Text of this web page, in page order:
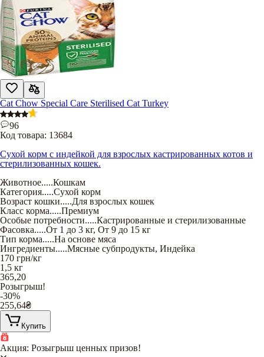
Cat Chow Special Care Sterilised Cat Turkey
96
Код товара: 13684
Сухой корм с индейкой для взрослых кастрированных котов и
стерилизованных кошек.
Животное.....Кошкам
Категория.....Сухой корм
Возраст кошки.....Для взрослых кошек
Класс корма.....Премиум
Особые потребности.....Кастрированные и стерилизованные
Фасовка.....От 1 до 3 кг, От 9 до 15 кг
Тип корма.....На основе мяса
Ингредиенты.....Мясные субпродукты, Индейка
170 грн/кг
1,5 кг
365,20
Розыгрыш!
-30%
255,64₴
Купить
Акция: Розыгрыш ценных призов!